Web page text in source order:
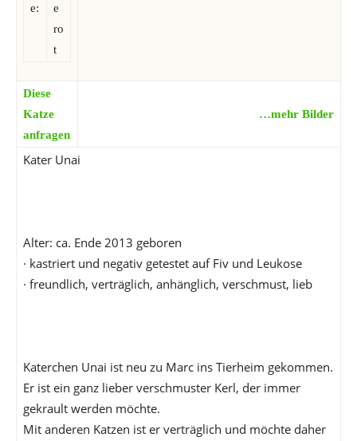
e:
e
ro
t
Diese
Katze
anfragen
…mehr Bilder
Kater Unai
Alter: ca. Ende 2013 geboren
· kastriert und negativ getestet auf Fiv und Leukose
· freundlich, verträglich, anhänglich, verschmust, lieb
Katerchen Unai ist neu zu Marc ins Tierheim gekommen.
Er ist ein ganz lieber verschmuster Kerl, der immer
gekrault werden möchte.
Mit anderen Katzen ist er verträglich und möchte daher